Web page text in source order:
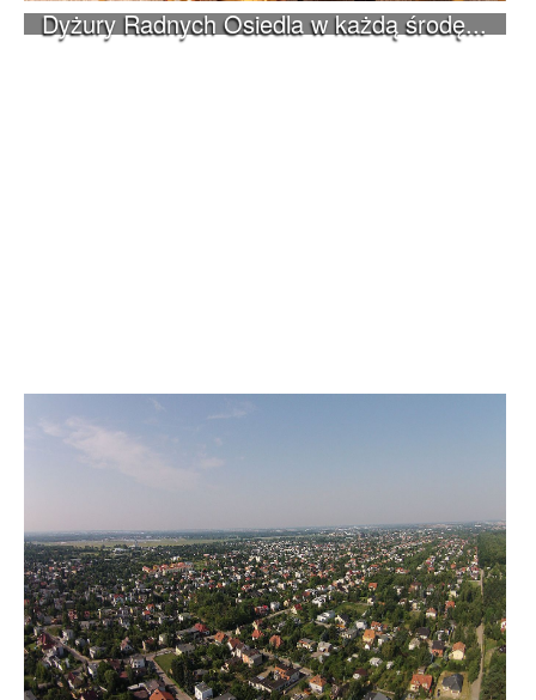
Dyżury Radnych Osiedla w każdą środę...